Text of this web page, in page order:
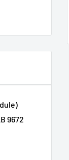
9672